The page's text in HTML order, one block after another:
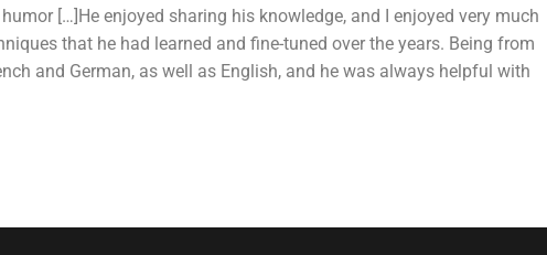
[…]He enjoyed sharing his knowledge, and I enjoyed very much
that he had learned and fine-tuned over the years. Being from
and German, as well as English, and he was always helpful with